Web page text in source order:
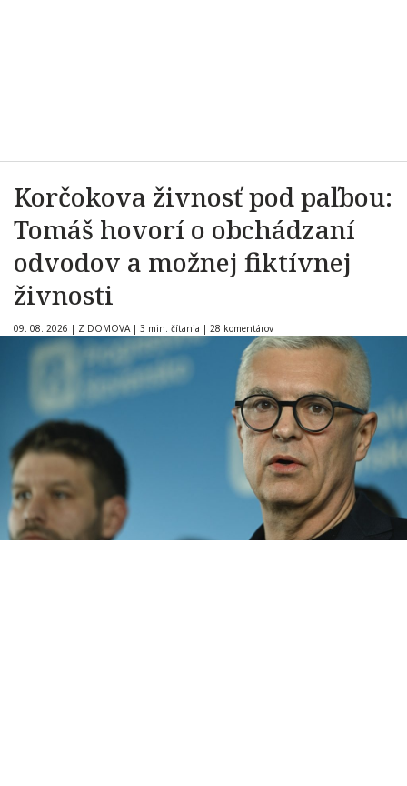
Korčokova živnosť pod paľbou:
Tomáš hovorí o obchádzaní
odvodov a možnej fiktívnej
živnosti
09. 08. 2026 | Z DOMOVA | 3 min. čítania | 28 komentárov